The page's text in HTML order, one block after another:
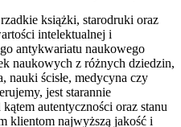
książki, starodruki oraz
intelektualnej i
antykwariatu naukowego
naukowych z różnych dziedzin,
nauki ścisłe, medycyna czy
jest starannie
autentyczności oraz stanu
klientom najwyższą jakość i